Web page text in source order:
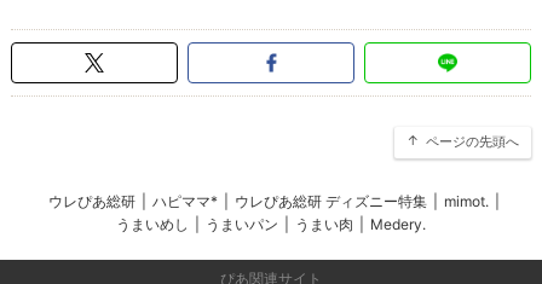
ページの先頭へ
ウレぴあ総研 ハピママ* ウレぴあ総研 ディズニー特集 mimot.
うまいめし
うまいパン うまい肉 Medery.
ぴあ関連サイト